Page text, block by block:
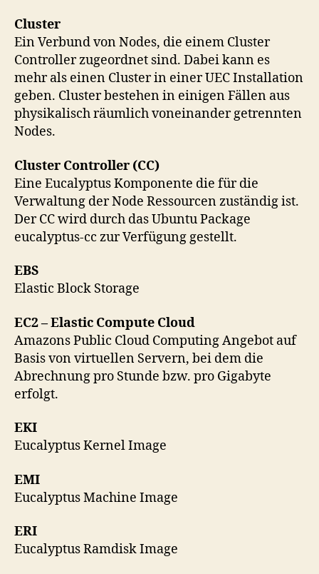
Cluster
Ein Verbund von Nodes, die einem Cluster
Controller zugeordnet sind. Dabei kann es
mehr als einen Cluster in einer UEC Installation
geben. Cluster bestehen in einigen Fällen aus
physikalisch räumlich voneinander getrennten
Nodes.
Cluster Controller (CC)
Eine Eucalyptus Komponente die für die
Verwaltung der Node Ressourcen zuständig ist.
Der CC wird durch das Ubuntu Package
eucalyptus-cc zur Verfügung gestellt.
EBS
Elastic Block Storage
EC2 – Elastic Compute Cloud
Amazons Public Cloud Computing Angebot auf
Basis von virtuellen Servern, bei dem die
Abrechnung pro Stunde bzw. pro Gigabyte
erfolgt.
EKI
Eucalyptus Kernel Image
EMI
Eucalyptus Machine Image
ERI
Eucalyptus Ramdisk Image